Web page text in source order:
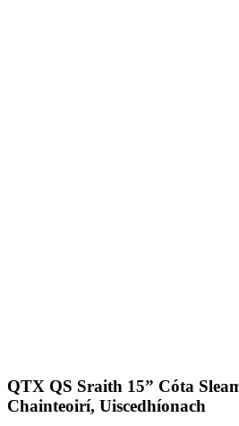
QTX QS Sraith 15” Cóta
Chainteoirí, Uiscedhíonach